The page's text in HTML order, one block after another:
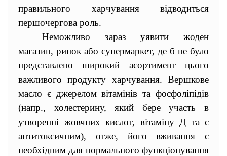
правильного харчування відводиться
першочергова роль.
Неможливо зараз уявити жоден
магазин, ринок або супермаркет, де б не було
представлено широкий асортимент цього
важливого продукту харчування. Вершкове
масло є джерелом вітамінів та фосфоліпідів
(напр., холестерину, який бере участь в
утворенні жовчних кислот, вітаміну Д та є
антитоксичним), отже, його вживання є
необхідним для нормального функціонування